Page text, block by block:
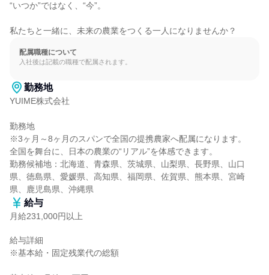
“いつか”ではなく、“今”。
私たちと一緒に、未来の農業をつくる一人になりませんか？
配属職種について
入社後は記載の職種で配属されます。
勤務地
YUIME株式会社
勤務地
※3ヶ月～8ヶ月のスパンで全国の提携農家へ配属になります。
全国を舞台に、日本の農業の“リアル”を体感できます。
勤務候補地：北海道、青森県、茨城県、山梨県、長野県、山口
県、徳島県、愛媛県、高知県、福岡県、佐賀県、熊本県、宮崎
県、鹿児島県、沖縄県
給与
月給231,000円以上
給与詳細
※基本給・固定残業代の総額